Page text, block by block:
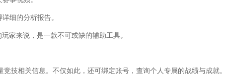
细的分析报告。
家来说，是一款不可或缺的辅助工具。
技相关信息。不仅如此，还可绑定账号，查询个人专属的战绩与成就。